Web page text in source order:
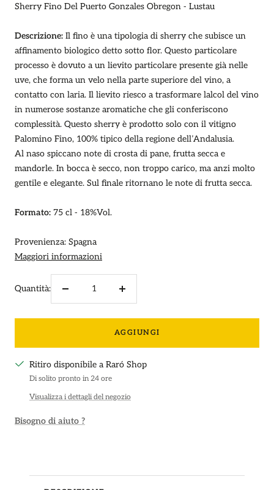
Sherry Fino Del Puerto Gonzales Obregon - Lustau
Descrizione: Il fino è una tipologia di sherry che subisce un
affinamento biologico detto sotto flor. Questo particolare
processo è dovuto a un lievito particolare presente già nelle
uve, che forma un velo nella parte superiore del vino, a
contatto con laria. Il lievito riesco a trasformare lalcol del vino
in numerose sostanze aromatiche che gli conferiscono
complessità. Questo sherry è prodotto solo con il vitigno
Palomino Fino, 100% tipico della regione dell’Andalusia.
Al naso spiccano note di crosta di pane, frutta secca e
mandorle. In bocca è secco, non troppo carico, ma anzi molto
gentile e elegante. Sul finale ritornano le note di frutta secca.
Formato: 75 cl - 18%Vol.
Provenienza: Spagna
Maggiori informazioni
Quantità:
Diminuire
Aumenta
AGGIUNGI
Ritiro disponibile a Raró Shop
Di solito pronto in 24 ore
Visualizza i dettagli del negozio
Bisogno di aiuto ?